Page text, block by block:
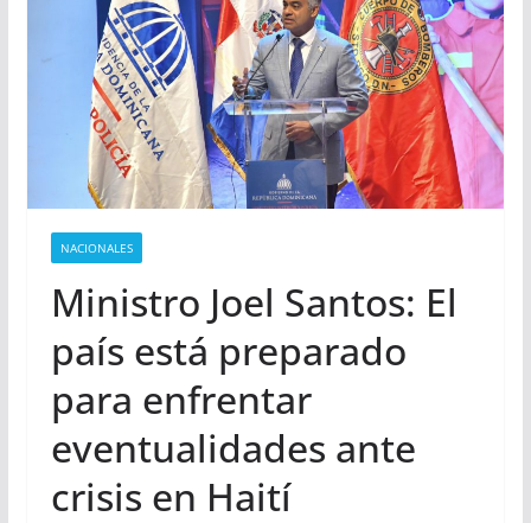
NACIONALES
Ministro Joel Santos: El
país está preparado
para enfrentar
eventualidades ante
crisis en Haití